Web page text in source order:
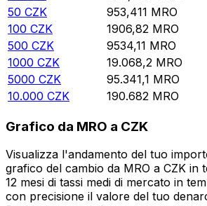
50 CZK 953,411 MRO
100 CZK 1906,82 MRO
500 CZK 9534,11 MRO
1000 CZK 19.068,2 MRO
5000 CZK 95.341,1 MRO
10.000 CZK 190.682 MRO
Grafico da MRO a CZK
Visualizza l'andamento del tuo
grafico del cambio da MRO a CZK in
12 mesi di tassi medi di mercato in
con precisione il valore del tuo